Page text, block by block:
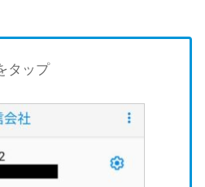
タップ